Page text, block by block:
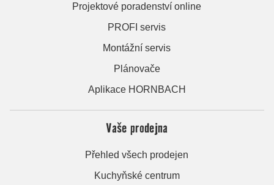
Projektové poradenství online
PROFI servis
Montážní servis
Plánovače
Aplikace HORNBACH
Vaše prodejna
Přehled všech prodejen
Kuchyňské centrum